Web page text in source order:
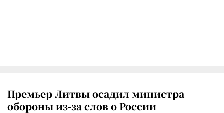
Премьер Литвы осадил министра
обороны из-за слов о России